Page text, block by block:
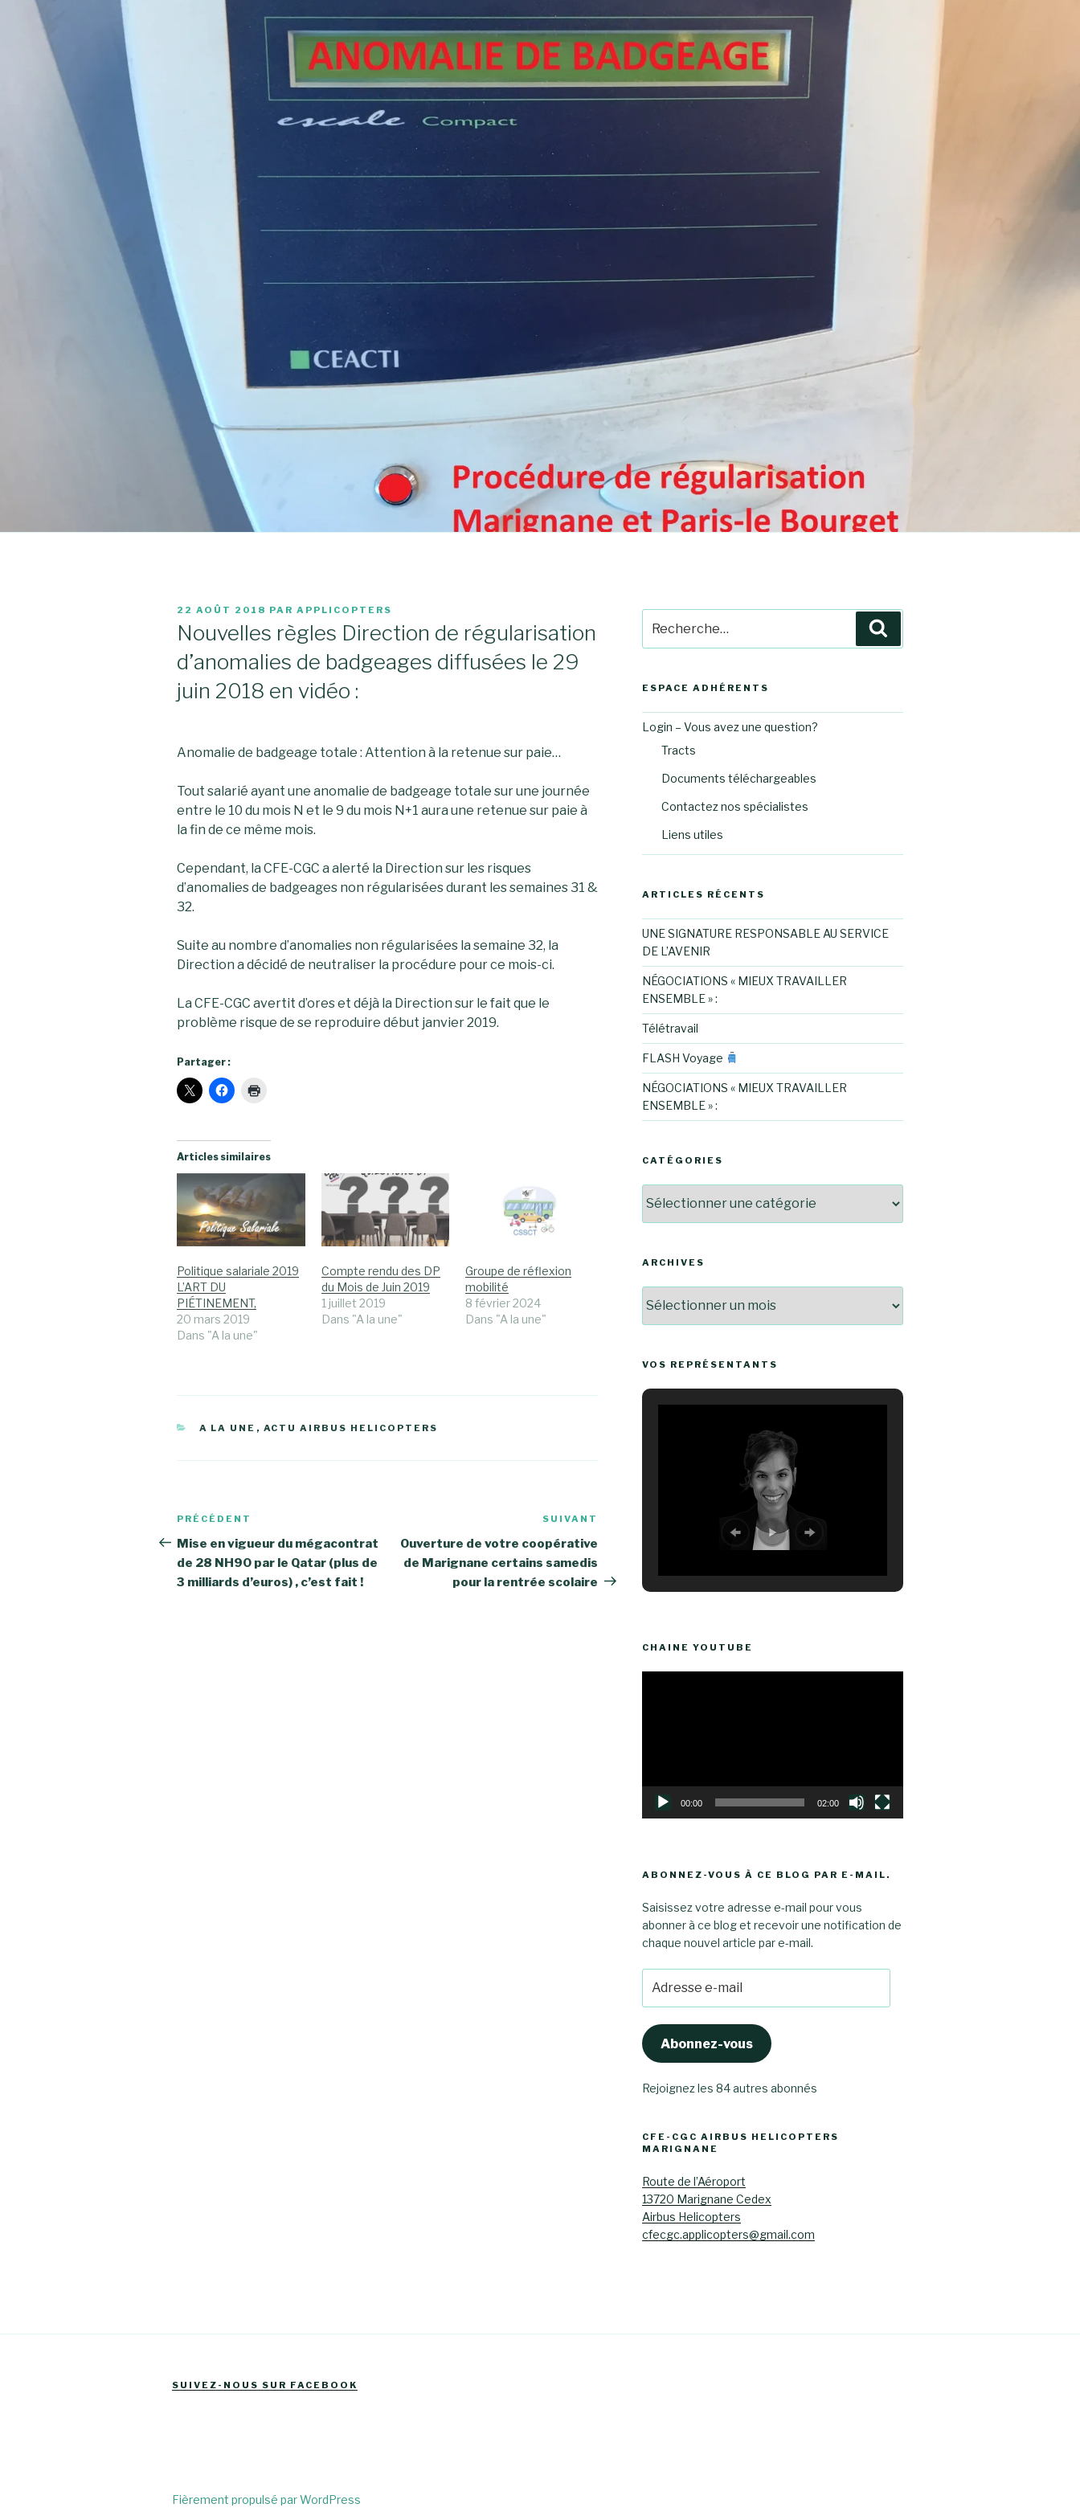
PUBLIÉ
22 AOÛT 2018 PAR APPLICOPTERS
Nouvelles règles Direction de régularisation
d’anomalies de badgeages diffusées le 29
juin 2018 en vidéo :
Anomalie de badgeage totale : Attention à la retenue sur paie…
Tout salarié ayant une anomalie de badgeage totale sur une journée
entre le 10 du mois N et le 9 du mois N+1 aura une retenue sur paie à
la fin de ce même mois.
Cependant, la CFE-CGC a alerté la Direction sur les risques
d’anomalies de badgeages non régularisées durant les semaines 31 &
32.
Suite au nombre d’anomalies non régularisées la semaine 32, la
Direction a décidé de neutraliser la procédure pour ce mois-ci.
La CFE-CGC avertit d’ores et déjà la Direction sur le fait que le
problème risque de se reproduire début janvier 2019.
Partager :
Articles similaires
Politique salariale 2019
L’ART DU
PIÉTINEMENT,
20 mars 2019
Dans "A la une"
Compte rendu des DP
du Mois de Juin 2019
1 juillet 2019
Dans "A la une"
Groupe de réflexion
mobilité
8 février 2024
Dans "A la une"
CATÉGORIES
A LA UNE , ACTU AIRBUS HELICOPTERS
Navigation
de
l’article
Article
précédent
PRÉCÉDENT
Mise en vigueur du mégacontrat
de 28 NH90 par le Qatar (plus de
3 milliards d’euros) , c’est fait !
SUIVANT
Ouverture de votre coopérative
de Marignane certains samedis
pour la rentrée scolaire
pour
:
ESPACE ADHÉRENTS
Login – Vous avez une question?
Tracts
Documents téléchargeables
Contactez nos spécialistes
Liens utiles
ARTICLES RÉCENTS
UNE SIGNATURE RESPONSABLE AU SERVICE
DE L’AVENIR
NÉGOCIATIONS « MIEUX TRAVAILLER
ENSEMBLE » :
Télétravail
FLASH Voyage
NÉGOCIATIONS « MIEUX TRAVAILLER
ENSEMBLE » :
CATÉGORIES
ARCHIVES
VOS REPRÉSENTANTS
CHAINE YOUTUBE
00:00 02:00
ABONNEZ-VOUS À CE BLOG PAR E-MAIL.
Saisissez votre adresse e-mail pour vous
abonner à ce blog et recevoir une notification de
chaque nouvel article par e-mail.
e-
mail
Abonnez-vous
Rejoignez les 84 autres abonnés
CFE-CGC AIRBUS HELICOPTERS
MARIGNANE
Route de l’Aéroport
13720 Marignane Cedex
Airbus Helicopters
cfecgc.applicopters@gmail.com
SUIVEZ-NOUS SUR FACEBOOK
Fièrement propulsé par WordPress